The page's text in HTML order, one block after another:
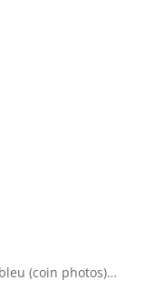
(coin photos)…